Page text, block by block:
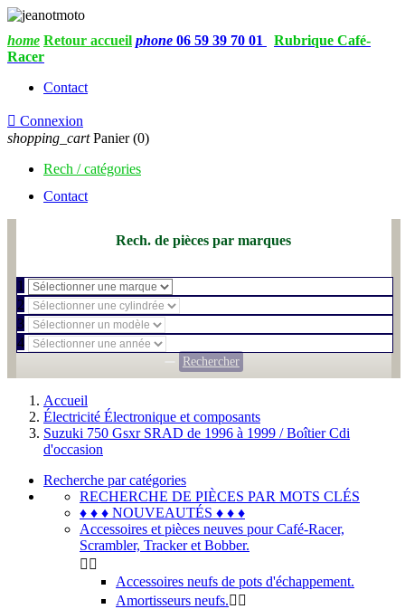
home Retour accueil phone 06 59 39 70 01
Rubrique Café-
Racer
Contact
 Connexion
shopping_cart Panier (0)
Rech / catégories
Contact
Rech. de pièces par marques
1
2
3
4
Rechercher
Accueil
Électricité Électronique et composants
Suzuki 750 Gsxr SRAD de 1996 à 1999 / Boîtier Cdi
d'occasion
Recherche par catégories
RECHERCHE DE PIÈCES PAR MOTS CLÉS
♦ ♦ ♦ NOUVEAUTÉS ♦ ♦ ♦
Accessoires et pièces neuves pour Café-Racer,
Scrambler, Tracker et Bobber.
 
Accessoires neufs de pots d'échappement.
Amortisseurs neufs. 